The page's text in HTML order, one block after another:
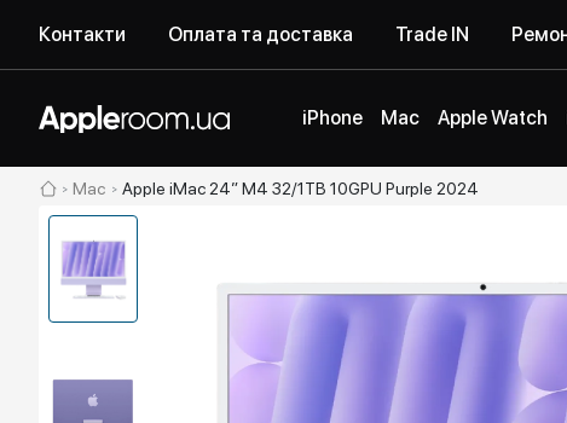
Контакти Оплата та доставка Trade IN
iPhone Mac Apple Watch
Mac Apple iMac 24” M4 32/1TB 10GPU Purple 2024